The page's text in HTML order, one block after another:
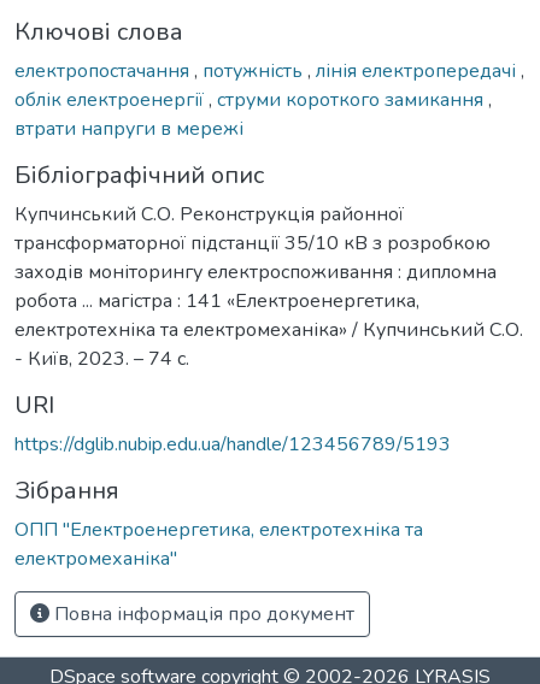
Ключові слова
електропостачання , потужність , лінія електропередачі ,
облік електроенергії, струми короткого замикання ,
втрати напруги в мережі
Бібліографічний опис
Купчинський С.О. Реконструкція районної
трансформаторної підстанції 35/10 кВ з розробкою
заходів моніторингу електроспоживання : дипломна
робота ... магістра : 141 «Електроенергетика,
електротехніка та електромеханіка» / Купчинський С.О.
- Київ, 2023. – 74 с.
URI
https://dglib.nubip.edu.ua/handle/123456789/5193
Зібрання
ОПП "Електроенергетика, електротехніка та
електромеханіка"
Повна інформація про документ
DSpace software copyright © 2002-2026 LYRASIS